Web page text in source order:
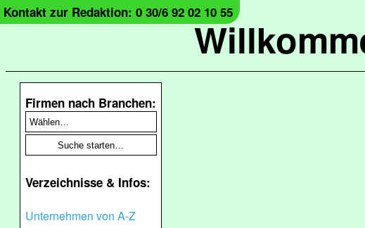
Kontakt zur Redaktion: 0 30/6 92 02 10 55
Firmen nach Branchen:
Verzeichnisse & Infos:
Unternehmen von A-Z